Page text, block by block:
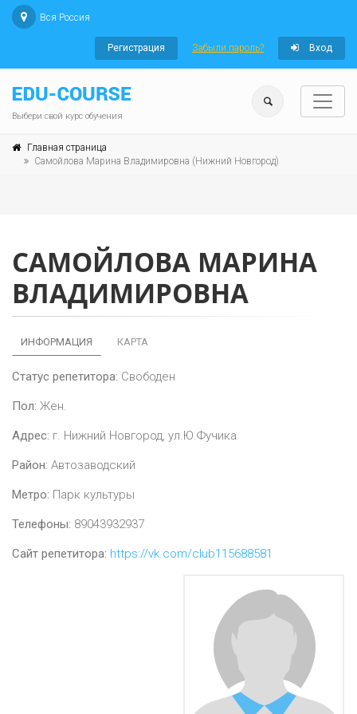
Вся Россия
Регистрация Забыли пароль? Вход
Выбери свой курс обучения
Главная страница
Самойлова Марина Владимировна (Нижний Новгород)
САМОЙЛОВА МАРИНА
ВЛАДИМИРОВНА
ИНФОРМАЦИЯ КАРТА
Статус репетитора: Свободен
Пол: Жен.
Адрес: г. Нижний Новгород, ул.Ю.Фучика
Район: Автозаводский
Метро: Парк культуры
Телефоны: 89043932937
Сайт репетитора: https://vk.com/club115688581